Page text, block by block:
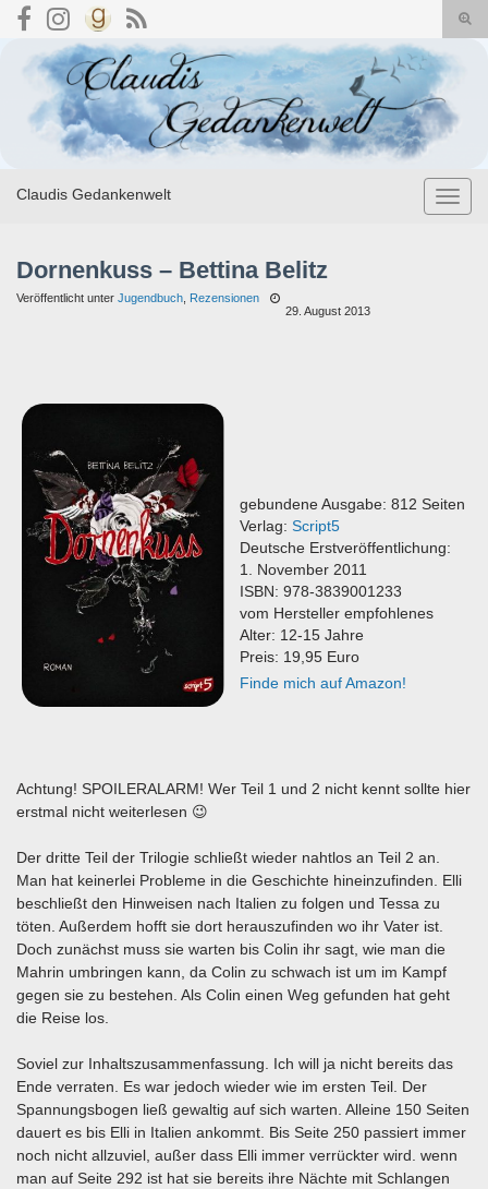
Search for:
Claudis Gedankenwelt
Dornenkuss – Bettina Belitz
Veröffentlicht unter Jugendbuch Rezensionen
29. August 2013
gebundene Ausgabe: 812 Seiten
Verlag: Script5
Deutsche Erstveröffentlichung:
1. November 2011
ISBN: 978-3839001233
vom Hersteller empfohlenes
Alter: 12-15 Jahre
Preis: 19,95 Euro
Finde mich auf Amazon!
Achtung! SPOILERALARM! Wer Teil 1 und 2 nicht kennt sollte hier
erstmal nicht weiterlesen 😉
Der dritte Teil der Trilogie schließt wieder nahtlos an Teil 2 an.
Man hat keinerlei Probleme in die Geschichte hineinzufinden. Elli
beschließt den Hinweisen nach Italien zu folgen und Tessa zu
töten. Außerdem hofft sie dort herauszufinden wo ihr Vater ist.
Doch zunächst muss sie warten bis Colin ihr sagt, wie man die
Mahrin umbringen kann, da Colin zu schwach ist um im Kampf
gegen sie zu bestehen. Als Colin einen Weg gefunden hat geht
die Reise los.
Soviel zur Inhaltszusammenfassung. Ich will ja nicht bereits das
Ende verraten. Es war jedoch wieder wie im ersten Teil. Der
Spannungsbogen ließ gewaltig auf sich warten. Alleine 150 Seiten
dauert es bis Elli in Italien ankommt. Bis Seite 250 passiert immer
noch nicht allzuviel, außer dass Elli immer verrückter wird. wenn
man auf Seite 292 ist hat sie bereits ihre Nächte mit Schlangen